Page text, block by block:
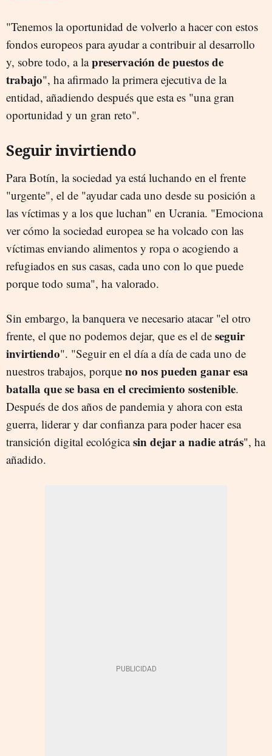
"Tenemos la oportunidad de volverlo a hacer con estos
fondos europeos para ayudar a contribuir al desarrollo
y, sobre todo, a lapreservación de puestos de
trabajo", ha afirmado la primera ejecutiva de la
entidad, añadiendo después que esta es "una gran
oportunidad y un gran reto".
Seguir invirtiendo
Para Botín, la sociedad ya está luchando en el frente
"urgente", el de "ayudar cada uno desde su posición a
las víctimas y a los que luchan" en Ucrania. "Emociona
ver cómo la sociedad europea se ha volcado con las
víctimas enviando alimentos y ropa o acogiendo a
refugiados en sus casas, cada uno con lo que puede
porque todo suma", ha valorado.
Sin embargo, la banquera ve necesario atacar "el otro
frente, el que no podemos dejar, que es el de seguir
invirtiendo". "Seguir en el día a día de cada uno de
nuestros trabajos, porque no nos pueden ganar esa
batalla que se basa en el crecimiento sostenible.
Después de dos años de pandemia y ahora con esta
guerra, liderar y dar confianza para poder hacer esa
transición digital ecológicasin dejar a nadie atrás", ha
añadido.